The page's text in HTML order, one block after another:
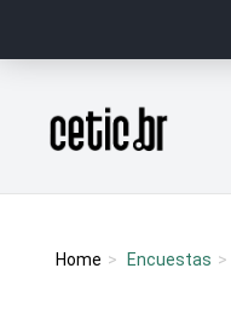
Página inicial
Home Encuestas